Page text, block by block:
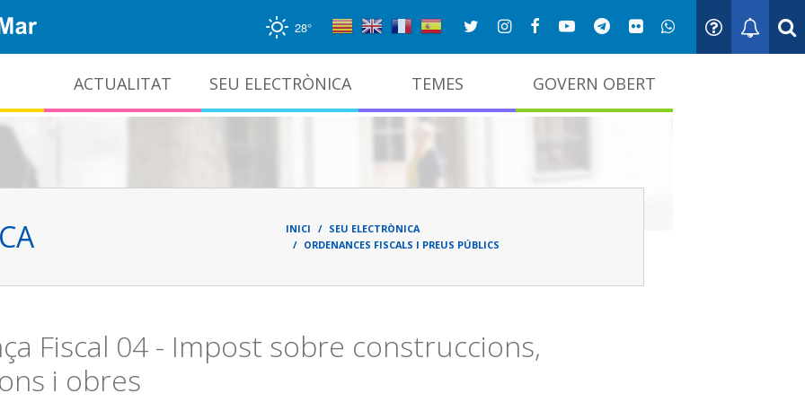
28°
ACTUALITAT SEU ELECTRÒNICA TEMES GOVERN OBERT
Fild'ariadna
INICI
SEU ELECTRÒNICA
ORDENANCES FISCALS I PREUS PÚBLICS
Fiscal 04 - Impost sobre construccions,
i obres